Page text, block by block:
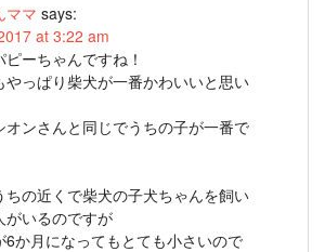
ママ says:
at 3:22 am
ーちゃんですね！
やっぱり柴犬が一番かわいいと思い
オンさんと同じでうちの子が一番で
ちの近くで柴犬の子犬ちゃんを飼い
がいるのですが
6か月になってもとても小さいので